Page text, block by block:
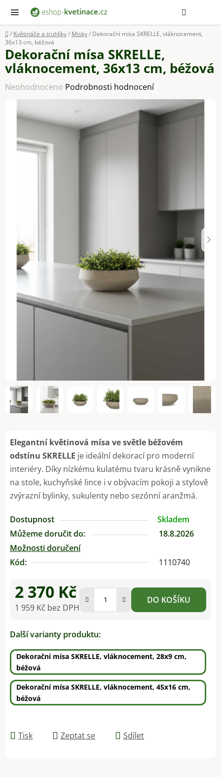
obsah
Domů
/ Květináče a truhlíky/ Misky/ Dekorační mísa SKRELLE, vláknocement,
36x13 cm, béžová
Elegantní květinová mísa ve světle béžovém
odstínu SKRELLE je ideální dekorací pro moderní
interiéry. Díky nízkému kulatému tvaru krásně vynikne
na stole, kuchyňské lince i v obývacím pokoji a stylově
zvýrazní bylinky, sukulenty nebo sezónní aranžmá.
Dostupnost
Skladem
Můžeme doručit do:
18.8.2026
Možnosti doručení
Kód:
1110740
2 370 Kč
1 959 Kč bez DPH
DO KOŠÍKU
Další varianty produktu:
Dekorační mísa SKRELLE, vláknocement, 28x9 cm,
béžová
Dekorační mísa SKRELLE, vláknocement, 45x16 cm,
béžová
Tisk Zeptat se Sdílet
Dekorační mísa SKRELLE,
vláknocement, 36x13 cm, béžová
Průměrné
hodnocení
produktu
Neohodnoceno Podrobnosti hodnocení